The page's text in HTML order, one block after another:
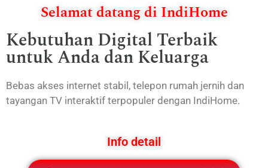
Selamat datang di IndiHome
Kebutuhan Digital Terbaik
untuk Anda dan Keluarga
Bebas akses internet stabil, telepon rumah jernih dan
tayangan TV interaktif terpopuler dengan IndiHome.
Info detail